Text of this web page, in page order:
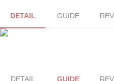
DETAIL GUIDE
DETAIL GUIDE